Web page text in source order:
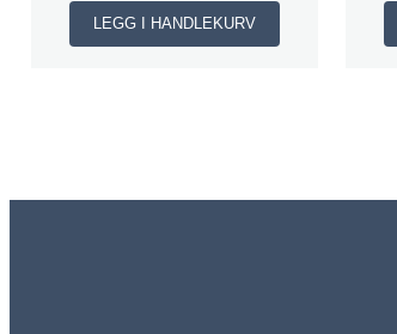
LEGG I HANDLEKURV